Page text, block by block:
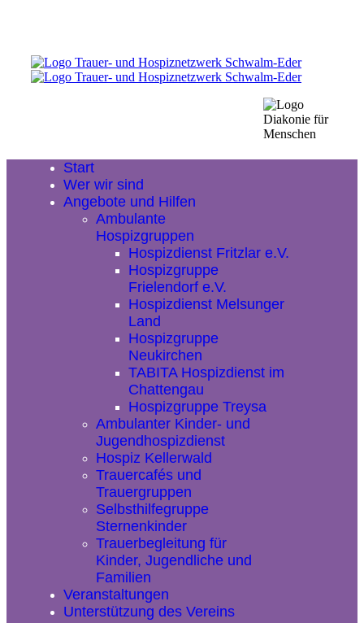
Start
Wer wir sind
Angebote und Hilfen
Ambulante
Hospizgruppen
Hospizdienst Fritzlar e.V.
Hospizgruppe
Frielendorf e.V.
Hospizdienst Melsunger
Land
Hospizgruppe
Neukirchen
TABITA Hospizdienst im
Chattengau
Hospizgruppe Treysa
Ambulanter Kinder- und
Jugendhospizdienst
Hospiz Kellerwald
Trauercafés und
Trauergruppen
Selbsthilfegruppe
Sternenkinder
Trauerbegleitung für
Kinder, Jugendliche und
Familien
Veranstaltungen
Unterstützung des Vereins